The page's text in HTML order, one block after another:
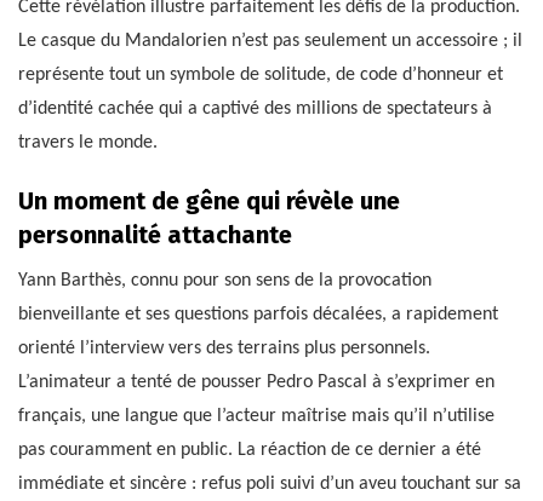
Cette révélation illustre parfaitement les défis de la production.
Le casque du Mandalorien n’est pas seulement un accessoire ; il
représente tout un symbole de solitude, de code d’honneur et
d’identité cachée qui a captivé des millions de spectateurs à
travers le monde.
Un moment de gêne qui révèle une
personnalité attachante
Yann Barthès, connu pour son sens de la provocation
bienveillante et ses questions parfois décalées, a rapidement
orienté l’interview vers des terrains plus personnels.
L’animateur a tenté de pousser Pedro Pascal à s’exprimer en
français, une langue que l’acteur maîtrise mais qu’il n’utilise
pas couramment en public. La réaction de ce dernier a été
immédiate et sincère : refus poli suivi d’un aveu touchant sur sa